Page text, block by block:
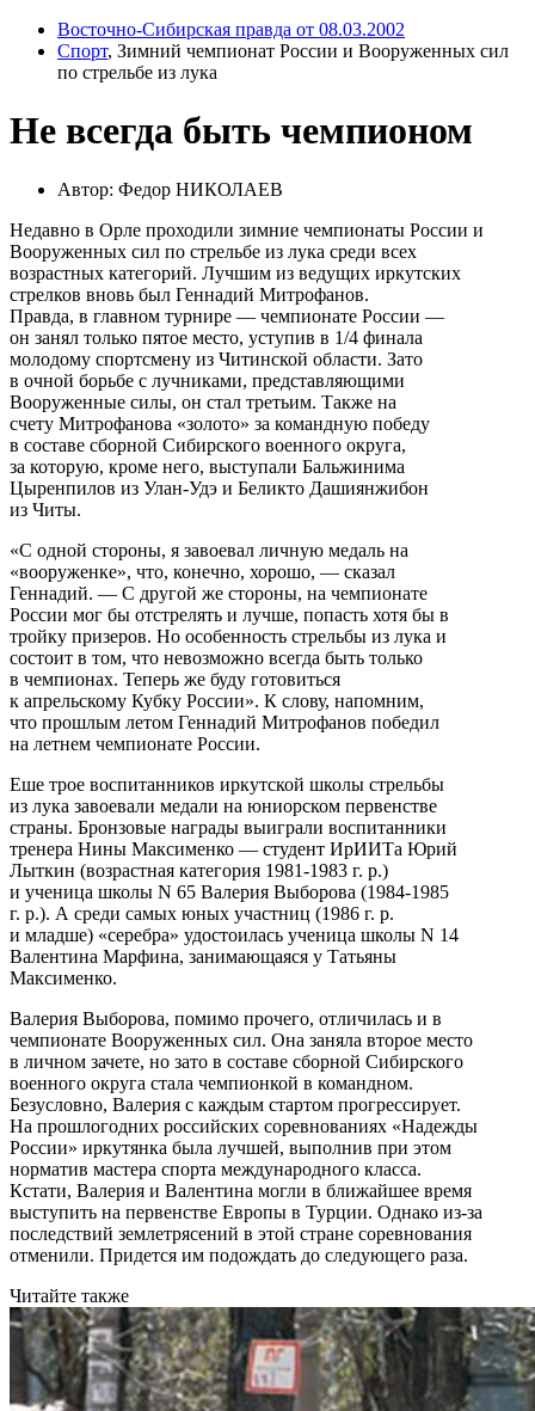
Восточно-Сибирская правда от 08.03.2002
Спорт, Зимний чемпионат России и Вооруженных сил
по стрельбе из лука
Не всегда быть чемпионом
Автор: Федор НИКОЛАЕВ
Недавно в Орле проходили зимние чемпионаты России и
Вооруженных сил по стрельбе из лука среди всех
возрастных категорий. Лучшим из ведущих иркутских
стрелков вновь был Геннадий Митрофанов.
Правда, в главном турнире — чемпионате России —
он занял только пятое место, уступив в 1/4 финала
молодому спортсмену из Читинской области. Зато
в очной борьбе с лучниками, представляющими
Вооруженные силы, он стал третьим. Также на
счету Митрофанова «золото» за командную победу
в составе сборной Сибирского военного округа,
за которую, кроме него, выступали Бальжинима
Цыренпилов из Улан-Удэ и Беликто Дашиянжибон
из Читы.
«С одной стороны, я завоевал личную медаль на
«вооруженке», что, конечно, хорошо, — сказал
Геннадий. — С другой же стороны, на чемпионате
России мог бы отстрелять и лучше, попасть хотя бы в
тройку призеров. Но особенность стрельбы из лука и
состоит в том, что невозможно всегда быть только
в чемпионах. Теперь же буду готовиться
к апрельскому Кубку России». К слову, напомним,
что прошлым летом Геннадий Митрофанов победил
на летнем чемпионате России.
Еше трое воспитанников иркутской школы стрельбы
из лука завоевали медали на юниорском первенстве
страны. Бронзовые награды выиграли воспитанники
тренера Нины Максименко — студент ИрИИТа Юрий
Лыткин (возрастная категория 1981-1983 г. р.)
и ученица школы N 65 Валерия Выборова (1984-1985
г. р.). А среди самых юных участниц (1986 г. р.
и младше) «серебра» удостоилась ученица школы N 14
Валентина Марфина, занимающаяся у Татьяны
Максименко.
Валерия Выборова, помимо прочего, отличилась и в
чемпионате Вооруженных сил. Она заняла второе место
в личном зачете, но зато в составе сборной Сибирского
военного округа стала чемпионкой в командном.
Безусловно, Валерия с каждым стартом прогрессирует.
На прошлогодних российских соревнованиях «Надежды
России» иркутянка была лучшей, выполнив при этом
норматив мастера спорта международного класса.
Кстати, Валерия и Валентина могли в ближайшее время
выступить на первенстве Европы в Турции. Однако из-за
последствий землетрясений в этой стране соревнования
отменили. Придется им подождать до следующего раза.
Читайте также